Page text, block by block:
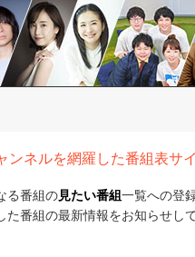
ネルを網羅した番組表サイ
る番組の見たい番組 一覧への登
た番組の最新情報をお知らせし